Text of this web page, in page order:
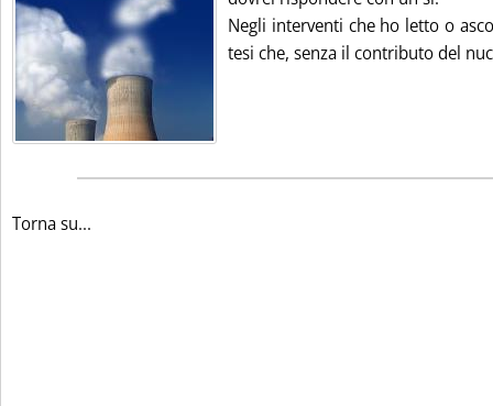
Negli interventi che ho letto o
tesi che, senza il contributo del
Torna su...